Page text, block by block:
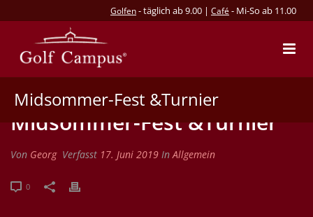
Golfen- täglich ab 9.00 | Café - Mi-So ab 11.00
Midsommer-Fest &Turnier
Midsommer-Fest &Turnier
Von Georg Verfasst 17. Juni 2019 InAllgemein
0